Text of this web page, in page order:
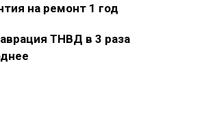
на ремонт 1 год
ТНВД в 3 раза